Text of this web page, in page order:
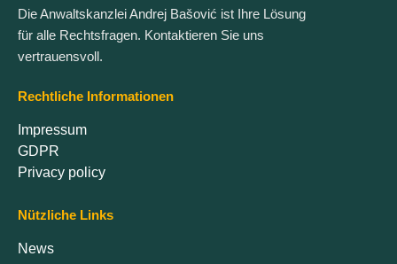
Die Anwaltskanzlei Andrej Bašović ist Ihre Lösung
für alle Rechtsfragen. Kontaktieren Sie uns
vertrauensvoll.
Rechtliche Informationen
Impressum
GDPR
Privacy policy
Nützliche Links
News